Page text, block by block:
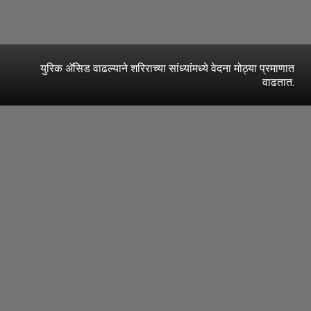
युरिक ॲसिड वाढल्याने शरिराच्या सांध्यांमध्ये वेदना मोठ्या प्रमाणात
वाढतात.